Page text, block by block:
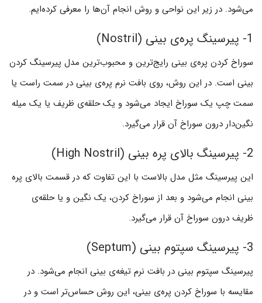
می‌شود. در زیر این نواحی و روش انجام آن‌ها را معرفی کرده‌ایم.
1- پیرسینگ پره‌ی بینی (Nostril)
سوراخ کردن پره‌ی بینی رایج‌ترین و محبوب‌ترین مدل‌ پیرسینگ کردن
بینی است. در این روش، روی بافت نرم پره‌ی بینی در سمت راست یا
سمت چپ یک سوراخ ایجاد می‌شود و یک حلقه‌ی ظریف یا یک میله
نگین‌دار درون سوراخ آن قرار می‌گیرد.
2- پیرسینگ بالای پره بینی (High Nostril)
این پیرسینگ مثل مدل بالاست با این تفاوت که در قسمت بالای پره
بینی انجام می‌شود و بعد از سوراخ کردن، یک نگین و یا حلقه‌ی
ظریف درون سوراخ آن قرار می‌گیرد.
3- پیرسینگ سپتوم بینی (Septum)
پیرسینگ سپتوم بینی در بافت نرم تیغه‌ی بینی انجام می‌شود. در
مقایسه با سوراخ کردن پره‌ی بینی، این روش حساس‌تر است و در